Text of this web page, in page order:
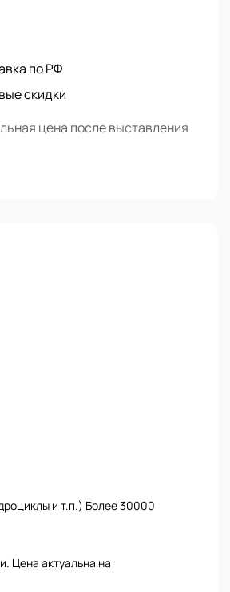
по РФ
скидки
цена после выставления
и т.п.) Более 30000
Цена актуальна на